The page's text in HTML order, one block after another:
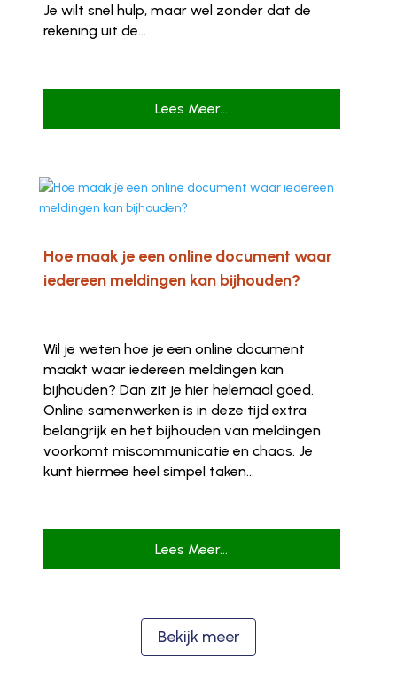
Je wilt snel hulp, maar wel zonder dat de
rekening uit de...
Lees Meer...
Hoe maak je een online document waar
iedereen meldingen kan bijhouden?
Wil je weten hoe je een online document
maakt waar iedereen meldingen kan
bijhouden? Dan zit je hier helemaal goed.
Online samenwerken is in deze tijd extra
belangrijk en het bijhouden van meldingen
voorkomt miscommunicatie en chaos. Je
kunt hiermee heel simpel taken...
Lees Meer...
Bekijk meer